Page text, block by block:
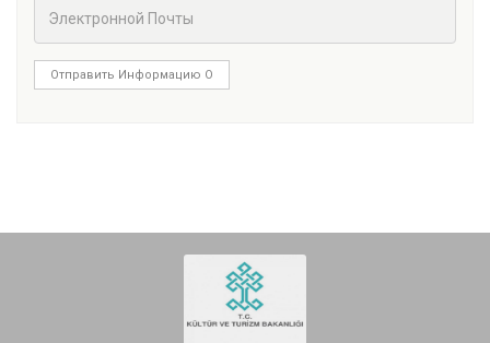
Отправить Информацию О